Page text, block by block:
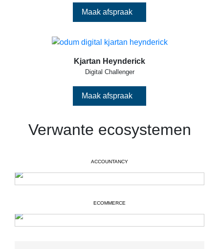
Maak afspraak
Kjartan Heynderick
Digital Challenger
Maak afspraak
Verwante ecosystemen
ACCOUNTANCY
ECOMMERCE